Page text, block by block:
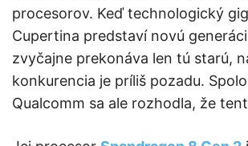
procesorov. Keď technologický
Cupertina predstaví novú
zvyčajne prekonáva len tú starú,
konkurencia je príliš pozadu.
Qualcomm sa ale rozhodla, že